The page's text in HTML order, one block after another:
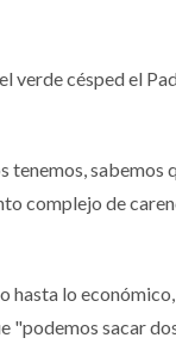
verde césped el
tenemos, sabemos
complejo de
hasta lo
"podemos sacar